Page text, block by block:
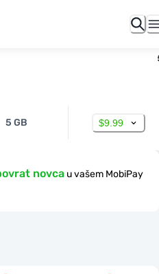
5 GB $9.99
novca u vašem MobiPay